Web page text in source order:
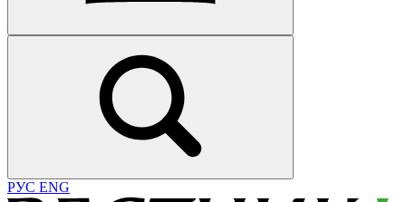
РУС ENG